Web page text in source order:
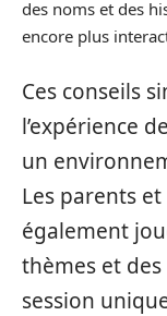
des noms et des
encore plus
Ces conseils
l’expérience
un
Les parents
également
thèmes et
session